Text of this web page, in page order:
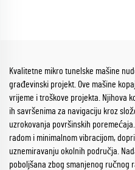
Kvalitetne mikro tunelske mašine
građevinski projekt. Ove mašine
vrijeme i troškove projekta. Njihova
ih savršenima za navigaciju kroz
uzrokovanja površinskih
radom i minimalnom vibracijom,
uznemiravanju okolnih područja.
poboljšana zbog smanjenog ručnog